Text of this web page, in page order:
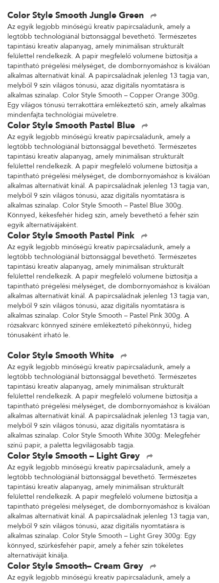
Color Style Smooth Jungle Green
Az egyik legjobb minőségű kreatív papírcsaládunk, amely a
legtöbb technológiánál biztonsággal bevethető. Természetes
tapintású kreatív alapanyag, amely minimálisan strukturált
felülettel rendelkezik. A papír megfelelő volumene biztosítja a
tapintható prégelési mélységet, de dombornyomáshoz is kiválóan
alkalmas alternatívát kínál. A papírcsaládnak jelenleg 13 tagja van,
melyből 9 szín világos tónusú, azaz digitális nyomtatásra is
alkalmas színalap. Color Style Smooth – Copper Orange 300g.
Egy világos tónusú terrakottára emlékeztető szín, amely alkalmas
mindenfajta technológiai műveletre.
Color Style Smooth Pastel Blue
Az egyik legjobb minőségű kreatív papírcsaládunk, amely a
legtöbb technológiánál biztonsággal bevethető. Természetes
tapintású kreatív alapanyag, amely minimálisan strukturált
felülettel rendelkezik. A papír megfelelő volumene biztosítja a
tapintható prégelési mélységet, de dombornyomáshoz is kiválóan
alkalmas alternatívát kínál. A papírcsaládnak jelenleg 13 tagja van,
melyből 9 szín világos tónusú, azaz digitális nyomtatásra is
alkalmas színalap. Color Style Smooth – Pastel Blue 300g.
Könnyed, kékesfehér hideg szín, amely bevethető a fehér szín
egyik alternatívájaként.
Color Style Smooth Pastel Pink
Az egyik legjobb minőségű kreatív papírcsaládunk, amely a
legtöbb technológiánál biztonsággal bevethető. Természetes
tapintású kreatív alapanyag, amely minimálisan strukturált
felülettel rendelkezik. A papír megfelelő volumene biztosítja a
tapintható prégelési mélységet, de dombornyomáshoz is kiválóan
alkalmas alternatívát kínál. A papírcsaládnak jelenleg 13 tagja van,
melyből 9 szín világos tónusú, azaz digitális nyomtatásra is
alkalmas színalap. Color Style Smooth – Pastel Pink 300g. A
rózsakvarc könnyed színére emlékeztető pihekönnyű, hideg
tónusaként írható le.
Color Style Smooth White
Az egyik legjobb minőségű kreatív papírcsaládunk, amely a
legtöbb technológiánál biztonsággal bevethető. Természetes
tapintású kreatív alapanyag, amely minimálisan strukturált
felülettel rendelkezik. A papír megfelelő volumene biztosítja a
tapintható prégelési mélységet, de dombornyomáshoz is kiválóan
alkalmas alternatívát kínál. A papírcsaládnak jelenleg 13 tagja van,
melyből 9 szín világos tónusú, azaz digitális nyomtatásra is
alkalmas színalap. Color Style Smooth White 300g: Melegfehér
színű papír, a paletta legvilágosabb tagja.
Color Style Smooth – Light Grey
Az egyik legjobb minőségű kreatív papírcsaládunk, amely a
legtöbb technológiánál biztonsággal bevethető. Természetes
tapintású kreatív alapanyag, amely minimálisan strukturált
felülettel rendelkezik. A papír megfelelő volumene biztosítja a
tapintható prégelési mélységet, de dombornyomáshoz is kiválóan
alkalmas alternatívát kínál. A papírcsaládnak jelenleg 13 tagja van,
melyből 9 szín világos tónusú, azaz digitális nyomtatásra is
alkalmas színalap. Color Style Smooth – Light Grey 300g: Egy
könnyed, szürkésfehér papír, amely a fehér szín tökéletes
alternatíváját kínálja.
Color Style Smooth– Cream Grey
Az egyik legjobb minőségű kreatív papírcsaládunk, amely a